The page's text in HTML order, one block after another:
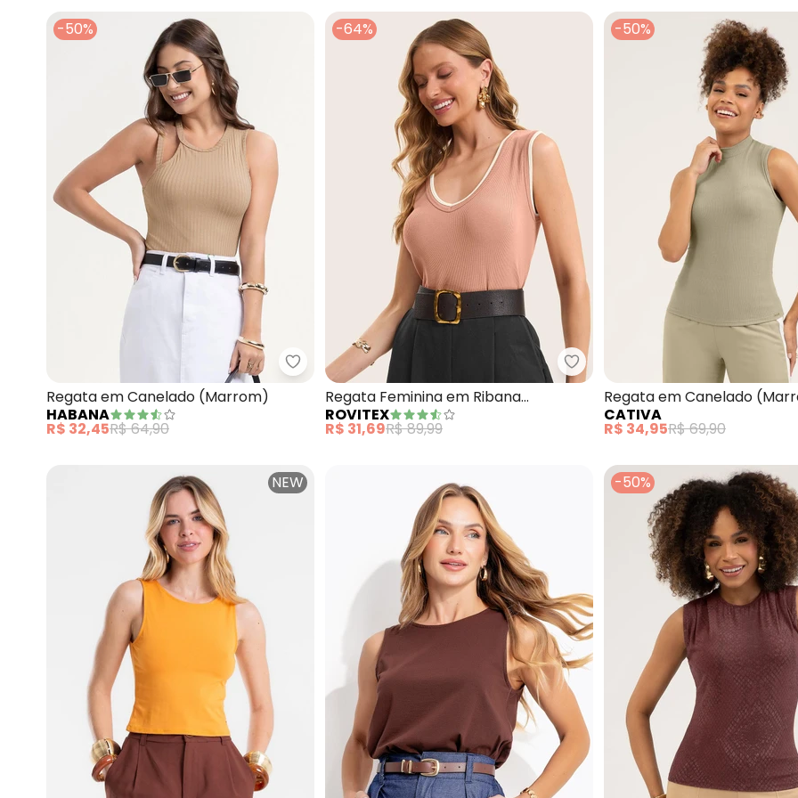
-50%
Habana - Regata em Canelado (Marrom)
Regata em Canelado (Marrom)
HABANA
R$ 32,45R$ 64,90
-64%
Rovitex - Regata Feminina em
Regata Feminina em Ribana
(Marrom)
ROVITEX
R$ 31,69R$ 89,99
-50%
Regata em
CATIVA
R$ 34,95R$ 69,90
NEW -50%